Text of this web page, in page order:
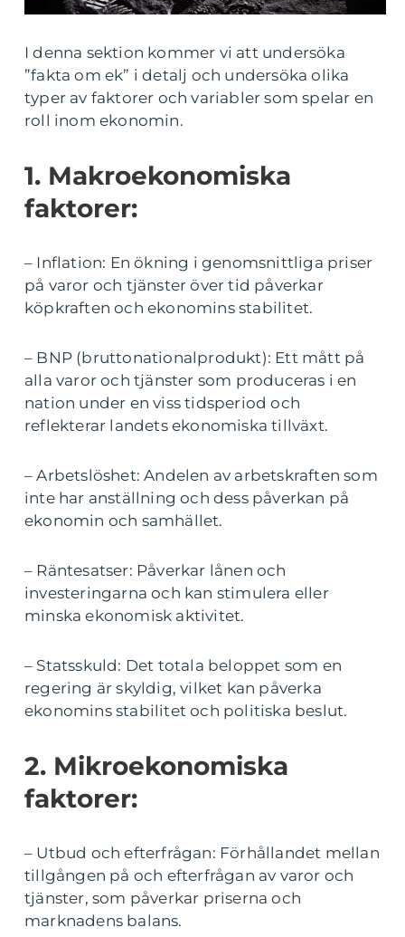
I denna sektion kommer vi att undersöka
”fakta om ek” i detalj och undersöka olika
typer av faktorer och variabler som spelar en
roll inom ekonomin.
1. Makroekonomiska
faktorer:
– Inflation: En ökning i genomsnittliga priser
på varor och tjänster över tid påverkar
köpkraften och ekonomins stabilitet.
– BNP (bruttonationalprodukt): Ett mått på
alla varor och tjänster som produceras i en
nation under en viss tidsperiod och
reflekterar landets ekonomiska tillväxt.
– Arbetslöshet: Andelen av arbetskraften som
inte har anställning och dess påverkan på
ekonomin och samhället.
– Räntesatser: Påverkar lånen och
investeringarna och kan stimulera eller
minska ekonomisk aktivitet.
– Statsskuld: Det totala beloppet som en
regering är skyldig, vilket kan påverka
ekonomins stabilitet och politiska beslut.
2. Mikroekonomiska
faktorer:
– Utbud och efterfrågan: Förhållandet mellan
tillgången på och efterfrågan av varor och
tjänster, som påverkar priserna och
marknadens balans.